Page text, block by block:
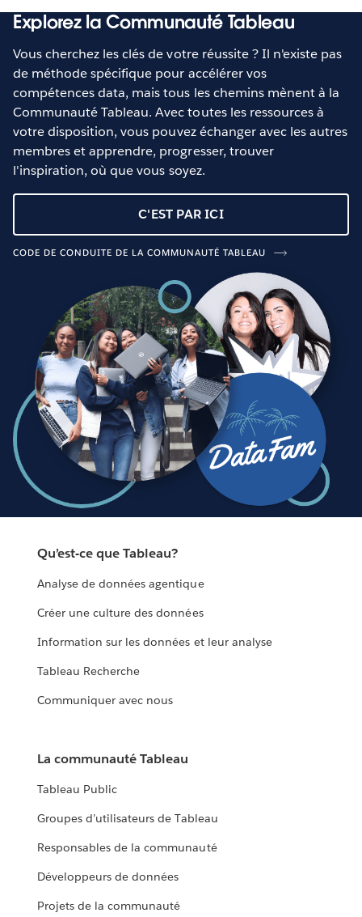
Explorez la Communauté Tableau
Vous cherchez les clés de votre réussite ? Il n'existe pas
de méthode spécifique pour accélérer vos
compétences data, mais tous les chemins mènent à la
Communauté Tableau. Avec toutes les ressources à
votre disposition, vous pouvez échanger avec les autres
membres et apprendre, progresser, trouver
l'inspiration, où que vous soyez.
C'EST PAR ICI
CODE DE CONDUITE DE LA COMMUNAUTÉ TABLEAU
Qu’est-ce que Tableau?
Analyse de données agentique
Créer une culture des données
Information sur les données et leur analyse
Tableau Recherche
Communiquer avec nous
La communauté Tableau
Tableau Public
Groupes d’utilisateurs de Tableau
Responsables de la communauté
Développeurs de données
Projets de la communauté